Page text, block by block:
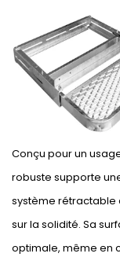
Conçu pour un
robuste supporte
système rétractable
sur la solidité. Sa
optimale, même en